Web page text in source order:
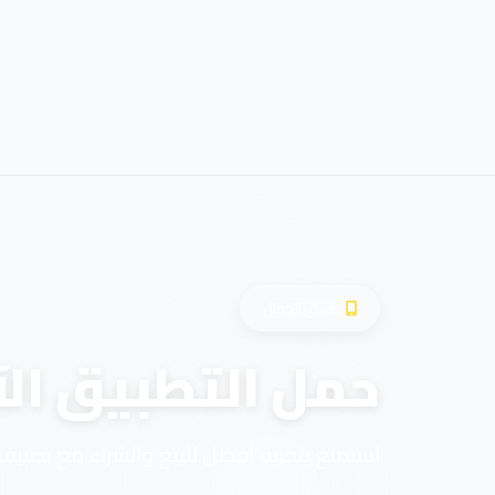
حمل التطبيق الآن